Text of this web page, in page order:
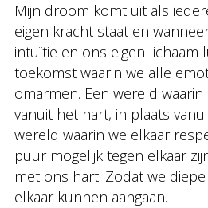
Mijn droom komt uit als
eigen kracht staat en
intuïtie en ons eigen lichaam
toekomst waarin we alle
omarmen. Een wereld waarin
vanuit het hart, in plaats
wereld waarin we elkaar
puur mogelijk tegen elkaar
met ons hart. Zodat we
elkaar kunnen aangaan.